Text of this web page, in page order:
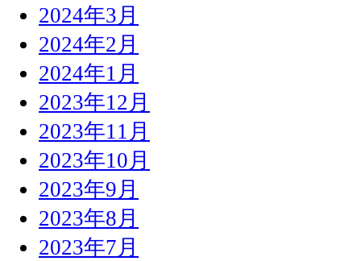
2024年3月
2024年2月
2024年1月
2023年12月
2023年11月
2023年10月
2023年9月
2023年8月
2023年7月